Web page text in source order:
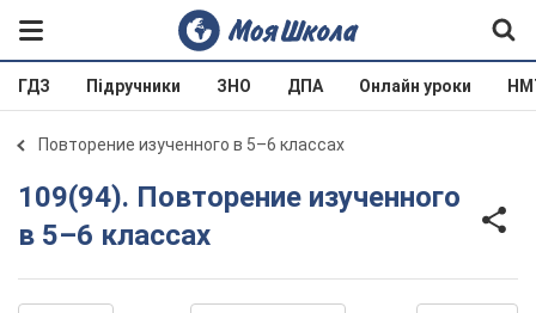
ГДЗ Підручники ЗНО ДПА Онлайн уроки
Повторение изученного в 5–6 классах
109(94). Повторение изученного
в 5–6 классах